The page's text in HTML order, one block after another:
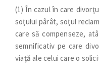
(1) În cazul în care
soţului pârât, soţul
care să compenseze,
semnificativ pe care
viaţă ale celui care o